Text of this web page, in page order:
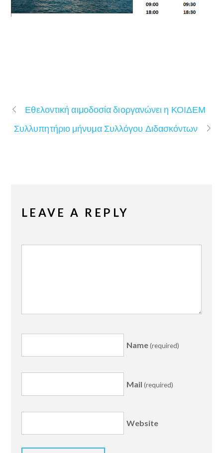
Εθελοντική αιμοδοσία διοργανώνει η ΚΟΙΔΕΜ
Συλλυπητήριο μήνυμα Συλλόγου Διδασκόντων
LEAVE A REPLY
Name(required)
Mail (required)
Website